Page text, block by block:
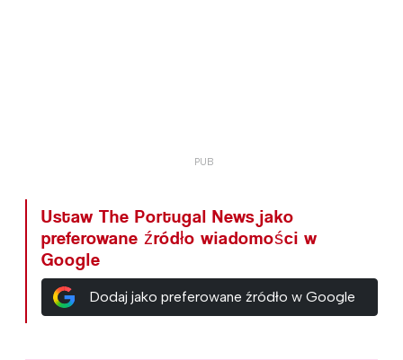
Ustaw The Portugal News jako
preferowane źródło wiadomości w
Google
Dodaj jako preferowane źródło w Google